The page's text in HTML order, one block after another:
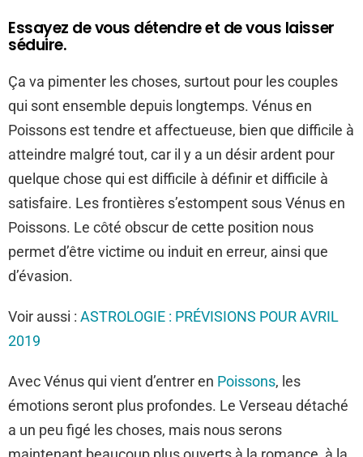
Essayez de vous détendre et de vous laisser
séduire.
Ça va pimenter les choses, surtout pour les couples
qui sont ensemble depuis longtemps. Vénus en
Poissons est tendre et affectueuse, bien que difficile à
atteindre malgré tout, car il y a un désir ardent pour
quelque chose qui est difficile à définir et difficile à
satisfaire. Les frontières s’estompent sous Vénus en
Poissons. Le côté obscur de cette position nous
permet d’être victime ou induit en erreur, ainsi que
d’évasion.
Voir aussi : ASTROLOGIE : PRÉVISIONS POUR AVRIL
2019
Avec Vénus qui vient d’entrer en Poissons, les
émotions seront plus profondes. Le Verseau détaché
a un peu figé les choses, mais nous serons